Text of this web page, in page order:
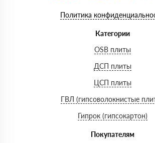
Политика
Категории
OSB плиты
ДСП плиты
ЦСП плиты
ГВЛ (гипсоволокнистые
Гипрок (гипсокартон)
Покупателям